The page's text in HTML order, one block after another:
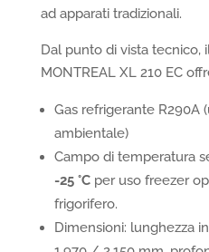
ad apparati tradizionali.
Dal punto di vista tecnico,
MONTREAL XL 210 EC
Gas refrigerante R290A
ambientale)
Campo di temperatura
-25 °Cper uso freezer
frigorifero.
Dimensioni: lunghezza